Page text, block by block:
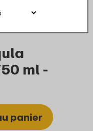
ml -
panier